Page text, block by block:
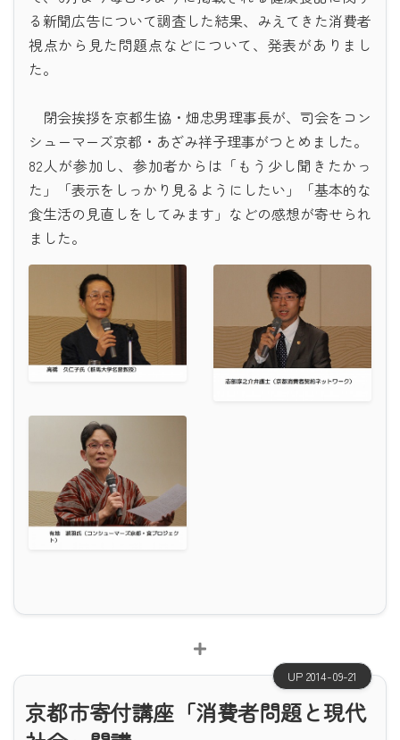
る新聞広告について調査した結果、みえてきた消費者
視点から見た問題点などについて、発表がありまし
た。
閉会挨拶を京都生協・畑忠男理事長が、司会をコン
シューマーズ京都・あざみ祥子理事がつとめました。
82人が参加し、参加者からは「もう少し聞きたかっ
た」「表示をしっかり見るようにしたい」「基本的な
食生活の見直しをしてみます」などの感想が寄せられ
ました。
UP 2014-09-21
京都市寄付講座「消費者問題と現代